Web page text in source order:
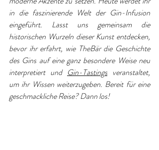
in die faszinierende Welt der Gin-Infusion
eingeführt. Lasst uns gemeinsam die
historischen Wurzeln dieser Kunst entdecken,
bevor ihr erfahrt, wie TheBär die Geschichte
des Gins auf eine ganz besondere Weise neu
interpretiert und Gin-Tastings veranstaltet,
um ihr Wissen weiterzugeben. Bereit für eine
geschmackliche Reise? Dann los!